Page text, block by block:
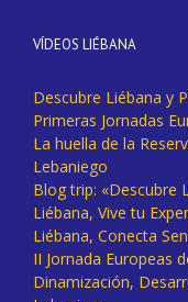
VÍDEOS LIÉBANA
Descubre Liébana y
Primeras Jornadas
La huella de la
Lebaniego
Blog trip: «Descubre
Liébana, Vive tu
Liébana, Conecta
II Jornada Europeas
Dinamización,